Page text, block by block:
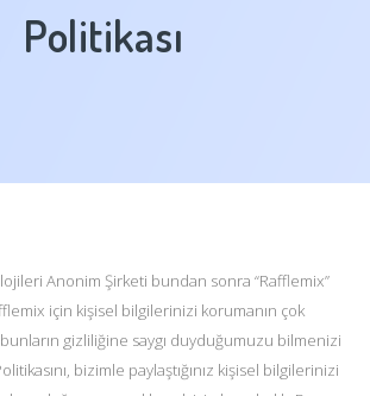
Politikası
Anonim Şirketi bundan sonra “Rafflemix”
için kişisel bilgilerinizi korumanın çok
gizliliğine saygı duyduğumuzu bilmenizi
bizimle paylaştığınız kişisel bilgilerinizi